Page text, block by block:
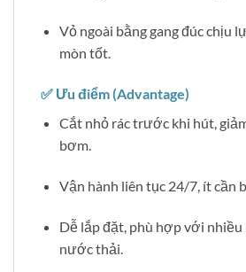
Vỏ ngoài bằng gang đúc chịu
mòn tốt.
✅ Ưu điểm (Advantage)
Cắt nhỏ rác trước khi hút,
bơm.
Vận hành liên tục 24/7, ít cần
Dễ lắp đặt, phù hợp với
nước thải.